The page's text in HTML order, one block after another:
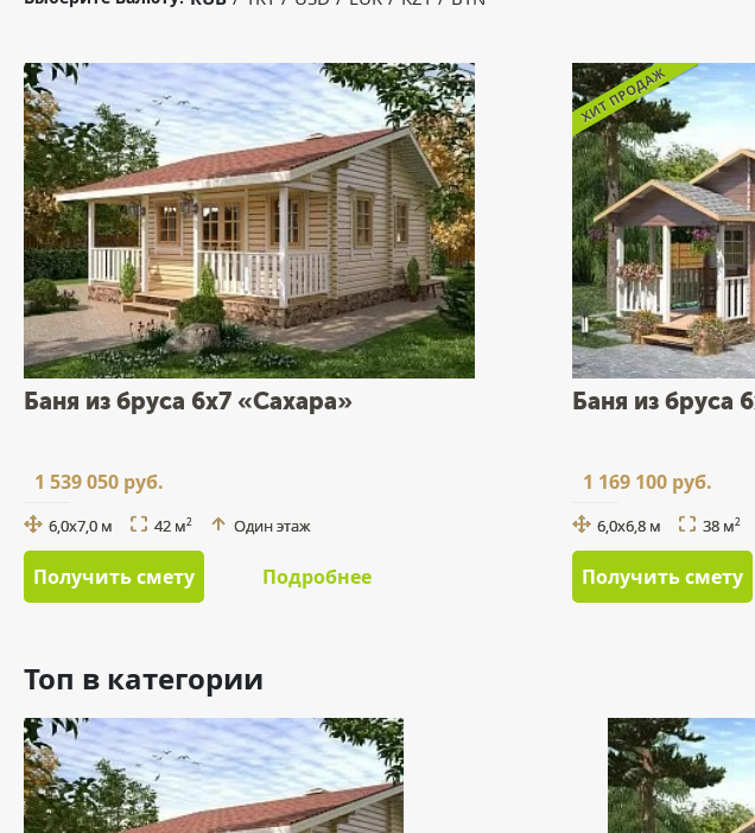
Баня из бруса 6x7 «Сахара»
1 539 050 руб.
6,0x7,0 м 42 м2 Один этаж
Получить смету Подробнее
Баня из бруса
1 169 100 руб.
6,0x6,8 м 38 м2
Получить смету
Топ в категории